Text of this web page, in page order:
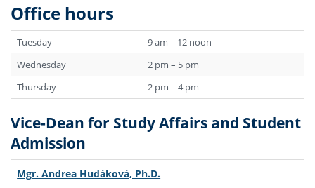
Office hours
Tuesday
9 am – 12 noon
Wednesday
2 pm – 5 pm
Thursday
2 pm – 4 pm
Vice-Dean for Study Affairs and Student
Admission
Mgr. Andrea Hudáková, Ph.D.